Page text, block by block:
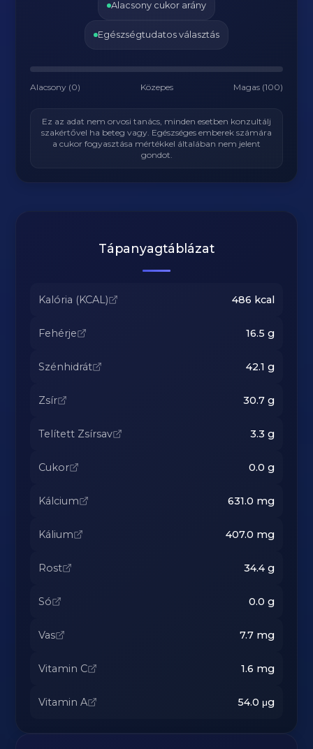
Alacsony cukor arány
Egészségtudatos választás
Alacsony (0) Közepes Magas (100)
Ez az adat nem orvosi tanács, minden esetben konzultálj
szakértővel ha beteg vagy. Egészséges emberek számára
a cukor fogyasztása mértékkel általában nem jelent
gondot.
Tápanyagtáblázat
Kalória (KCAL) 486 kcal
Fehérje 16.5 g
Szénhidrát 42.1 g
Zsír 30.7g
Telített Zsírsav 3.3 g
Cukor 0.0 g
Kálcium 631.0 mg
Kálium 407.0 mg
Rost 34.4g
Só 0.0 g
Vas 7.7mg
Vitamin C 1.6 mg
Vitamin A 54.0 μg